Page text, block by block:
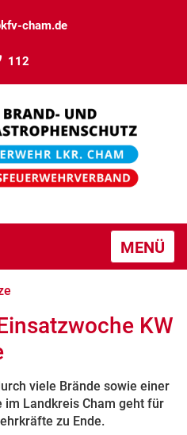
cham.de
112
MENÜ
KW
viele Brände sowie einer
Landkreis Cham geht für
zu Ende.